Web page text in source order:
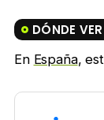
DÓNDE VER
En España,